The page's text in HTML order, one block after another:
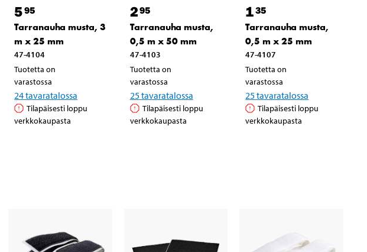
595
Tarranauha musta, 3
m x 25 mm
47-4104
Tuotetta on
varastossa
24tavaratalossa
Tilapäisesti loppu
verkkokaupasta
295
Tarranauha musta,
0,5 m x 50 mm
47-4103
Tuotetta on
varastossa
25tavaratalossa
Tilapäisesti loppu
verkkokaupasta
135
Tarranauha musta,
0,5 m x 25 mm
47-4107
Tuotetta on
varastossa
25tavaratalossa
Tilapäisesti loppu
verkkokaupasta